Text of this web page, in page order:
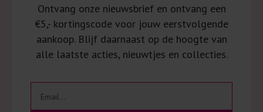
Ontvang onze nieuwsbrief en ontvang een
€5,- kortingscode voor jouw eerstvolgende
aankoop. Blijf daarnaast op de hoogte van
alle laatste acties, nieuwtjes en collecties.